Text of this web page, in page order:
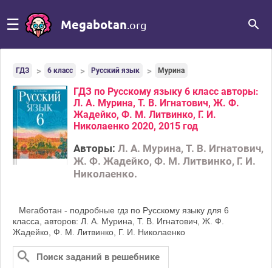
☰ Megabotan .org
ГДЗ 6 класс Русский язык Мурина
ГДЗ по Русскому языку 6 класс авторы:
Л. А. Мурина, Т. В. Игнатович, Ж. Ф.
Жадейко, Ф. М. Литвинко, Г. И.
Николаенко 2020, 2015 год
Авторы: Л. А. Мурина, Т. В. Игнатович,
Ж. Ф. Жадейко, Ф. М. Литвинко, Г. И.
Николаенко.
Мегаботан - подробные гдз по Русскому языку для 6
класса, авторов: Л. А. Мурина, Т. В. Игнатович, Ж. Ф.
Жадейко, Ф. М. Литвинко, Г. И. Николаенко